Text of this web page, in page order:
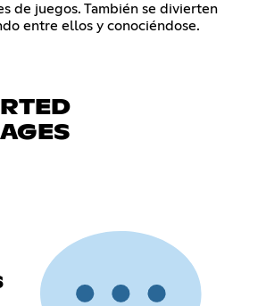
de juegos. También se divierten
entre ellos y conociéndose.